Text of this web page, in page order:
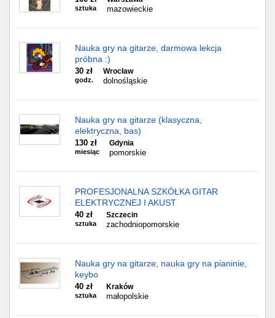
sztuka mazowieckie
Nauka gry na gitarze, darmowa lekcja
próbna :)
30 zł
godz.
Wrocław
dolnośląskie
Nauka gry na gitarze (klasyczna,
elektryczna, bas)
130 zł
miesiąc
Gdynia
pomorskie
PROFESJONALNA SZKÓŁKA GITAR
ELEKTRYCZNEJ I AKUST
40 zł
sztuka
Szczecin
zachodniopomorskie
Nauka gry na gitarze, nauka gry na pianinie,
keybo
40 zł
sztuka
Kraków
małopolskie